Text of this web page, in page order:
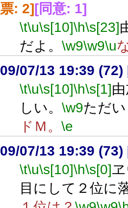
票: 2][同意: 1]
\t\u\s[10]\h\s[23]
だよ。 \w9\w9\u
09/07/13 19:39 (72)
\t\u\s[10]\h\s[1]
しい。 \w9ただ
ドＭ。 \e
09/07/13 19:39 (73)
\t\u\s[10]\h\s[0]
目にして２位に